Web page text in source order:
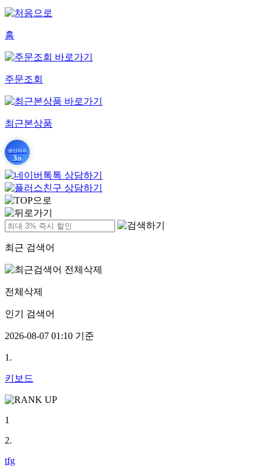
홈
주문조회
최근본상품
생산지수
3 D
최근 검색어
전체삭제
인기 검색어
2026-08-07 01:10 기준
1.
키보드
1
2.
tfg